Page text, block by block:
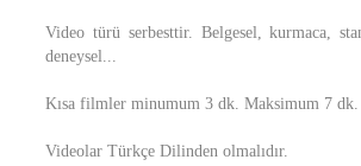
Video türü serbesttir. Belgesel, kurmaca,
deneysel...
Kısa filmler minumum 3 dk. Maksimum 7 dk.
Videolar Türkçe Dilinden olmalıdır.